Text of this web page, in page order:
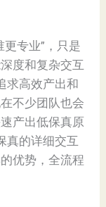
专业”，只是
度和复杂交互
求高效产出和
不少团队也会
产出低保真原
真的详细交互
优势，全流程